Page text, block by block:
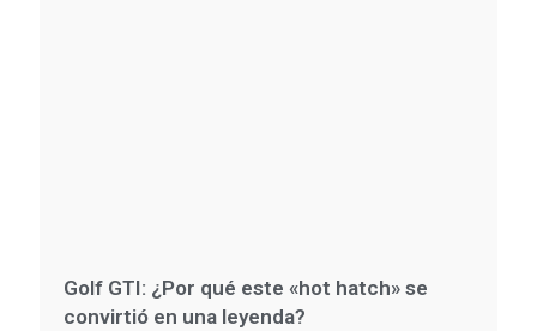
Golf GTI: ¿Por qué este «hot hatch» se
convirtió en una leyenda?